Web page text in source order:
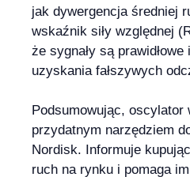
jak dywergencja średniej
wskaźnik siły względnej
że sygnały są
uzyskania fałszywych
Podsumowując, oscylator
przydatnym narzędziem
Nordisk. Informuje
ruch na rynku i pomaga